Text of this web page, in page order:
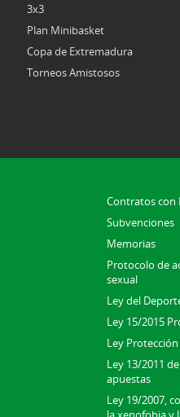
3x3
Plan Minibasket
Copa de Extremadura
Torneos Amistosos
Contratos con
Subvenciones
Memorias
Protocolo de
sexual
Ley del
Ley 15/2015
Ley
Ley 13/2011
apuestas
Ley 19/2007,